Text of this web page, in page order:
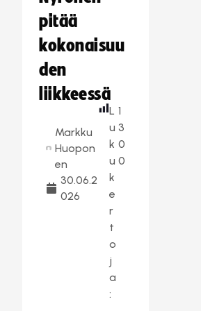
pitää
kokonaisuu
den
liikkeessä
Markku
Huopon
en
30.06.2
026
L
u
k
u
k
e
r
t
o
j
a
:
1
3
0
0